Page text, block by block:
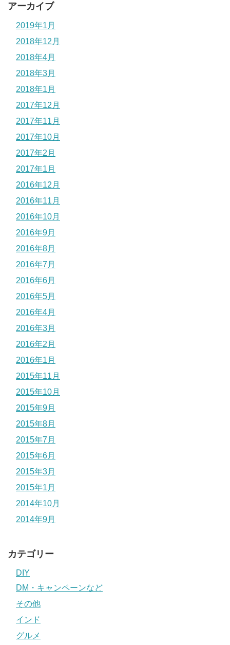
アーカイブ
2019年1月
2018年12月
2018年4月
2018年3月
2018年1月
2017年12月
2017年11月
2017年10月
2017年2月
2017年1月
2016年12月
2016年11月
2016年10月
2016年9月
2016年8月
2016年7月
2016年6月
2016年5月
2016年4月
2016年3月
2016年2月
2016年1月
2015年11月
2015年10月
2015年9月
2015年8月
2015年7月
2015年6月
2015年3月
2015年1月
2014年10月
2014年9月
カテゴリー
DIY
DM・キャンペーンなど
その他
インド
グルメ